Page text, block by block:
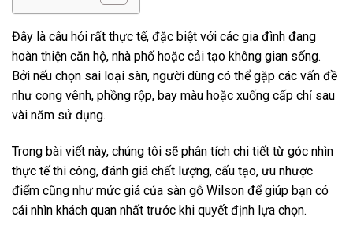
Đây là câu hỏi rất thực tế, đặc biệt với các gia đình đang
hoàn thiện căn hộ, nhà phố hoặc cải tạo không gian sống.
Bởi nếu chọn sai loại sàn, người dùng có thể gặp các vấn đề
như cong vênh, phồng rộp, bay màu hoặc xuống cấp chỉ sau
vài năm sử dụng.
Trong bài viết này, chúng tôi sẽ phân tích chi tiết từ góc nhìn
thực tế thi công, đánh giá chất lượng, cấu tạo, ưu nhược
điểm cũng như mức giá của sàn gỗ Wilson để giúp bạn có
cái nhìn khách quan nhất trước khi quyết định lựa chọn.